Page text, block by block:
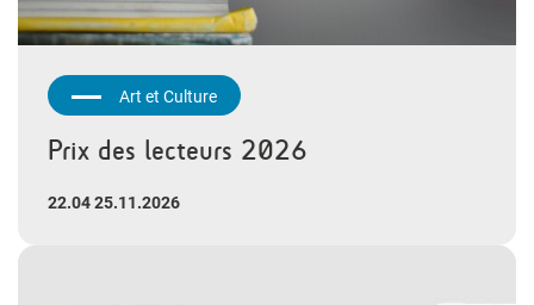
Art et Culture
Prix des lecteurs 2026
22.04 25.11.2026